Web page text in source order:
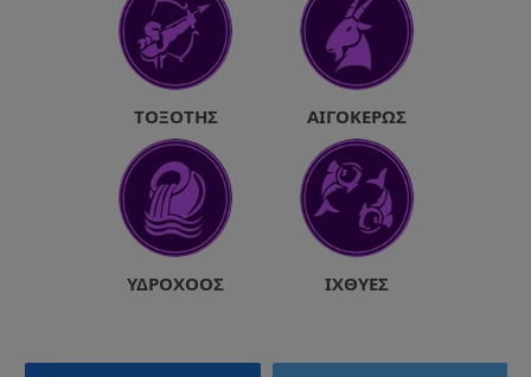
ΤΟΞΌΤΗΣ ΑΙΓΌΚΕΡΩΣ
ΥΔΡΟΧΌΟΣ ΙΧΘΎΕΣ